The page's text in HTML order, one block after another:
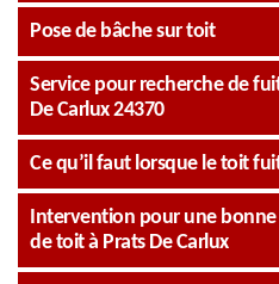
Pose de bâche sur toit
Service pour recherche de
De Carlux 24370
Ce qu’il faut lorsque le toit
Intervention pour une
de toit à Prats De Carlux